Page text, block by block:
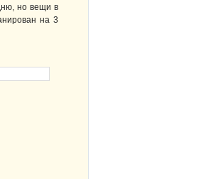
но вещи в
на 3